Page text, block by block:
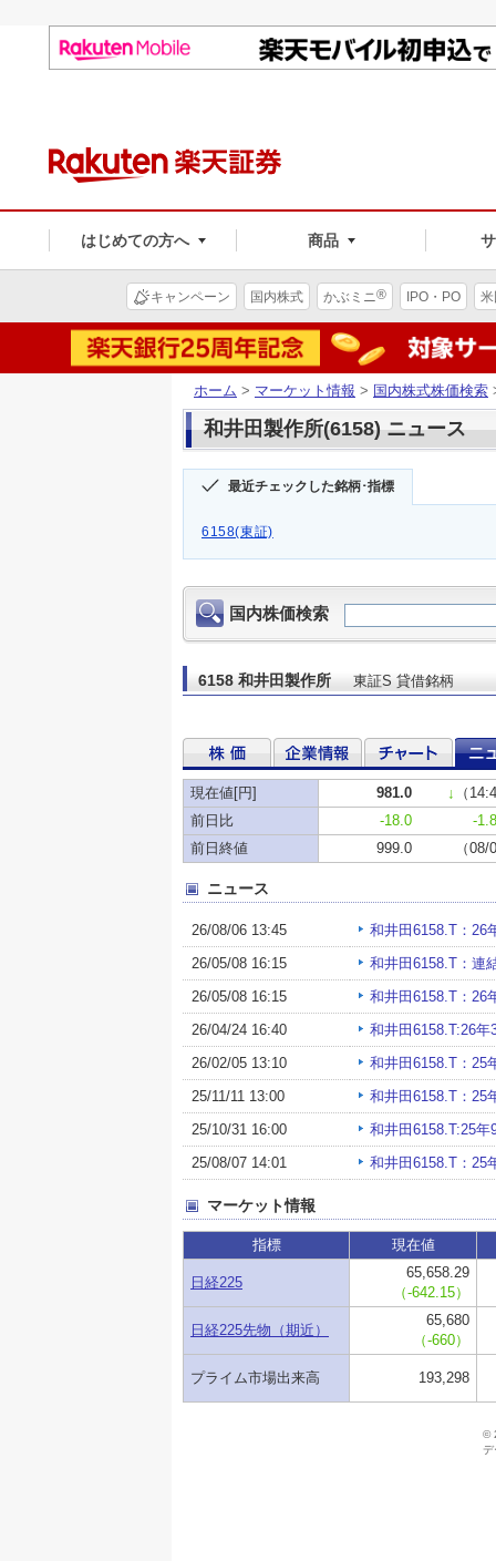
はじめての方へ 商品
キャンペーン 国内株式 かぶミニ® IPO・PO
ホーム > マーケット情報 > 国内株式株価検索
和井田製作所(6158) ニュース
最近チェックした銘柄･指標
6158(東証)